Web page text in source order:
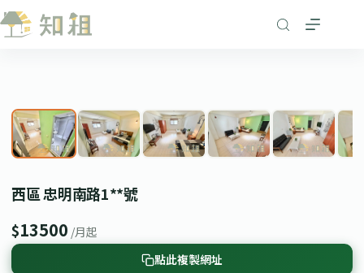
跳
至
西區 忠明南路1**號
$13500 /月起
點此複製網址